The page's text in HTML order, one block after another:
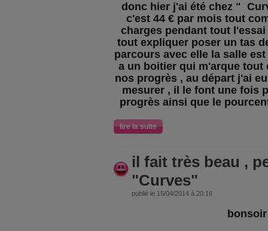
donc hier j'ai été chez "
c'est 44 € par mois tout
charges pendant tout
tout expliquer poser un tas
parcours avec elle la salle
a un boitier qui m'arque
nos progrès , au départ j'ai
mesurer , il le font une fois
progrès ainsi que le
lire la suite
il fait très beau ,
"Curves"
publié le 15/04/2014 à 20:16